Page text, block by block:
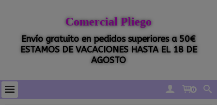
Comercial Pliego
Envío gratuito en pedidos superiores a 50€
ESTAMOS DE VACACIONES HASTA EL 18 DE
AGOSTO
0